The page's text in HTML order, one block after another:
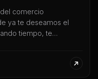
comercio
ya te deseamos el
tiempo, te
te lances “de lleno”